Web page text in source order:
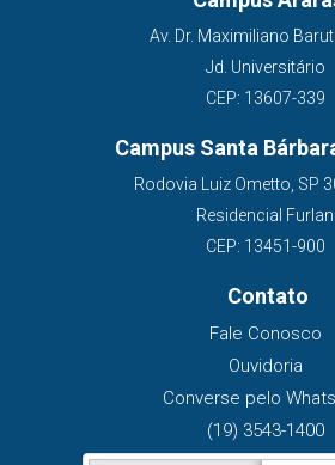
Av. Dr. Maximiliano
Jd. Universitário
CEP: 13607-339
Campus Santa
Rodovia Luiz Ometto, SP
Residencial Furlan
CEP: 13451-900
Contato
Fale Conosco
Ouvidoria
Converse pelo
(19) 3543-1400